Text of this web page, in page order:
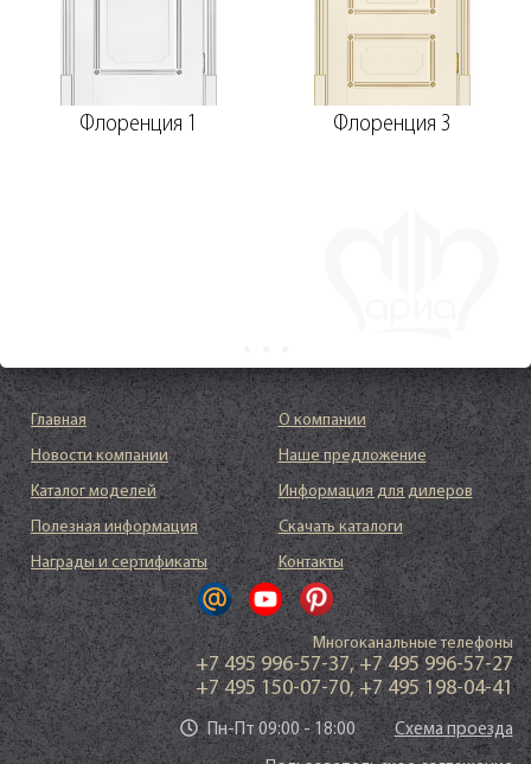
Флоренция 1 Флоренция 3
Главная
О компании
Новости компании
Наше предложение
Каталог моделей
Информация для дилеров
Полезная информация
Скачать каталоги
Награды и сертификаты
Контакты
Многоканальные телефоны
+7 495 996-57-37,+7 495 996-57-27
+7 495 150-07-70,+7 495 198-04-41
Пн-Пт 09:00 - 18:00 Схема проезда